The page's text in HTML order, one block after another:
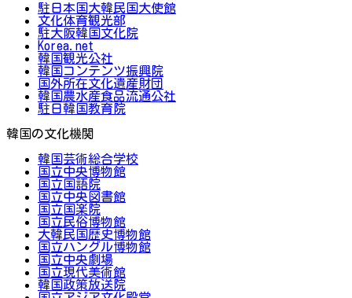
駐日本国大韓民国大使館
文化体育観光部
駐大阪韓国文化院
Korea.net
韓国観光公社
韓国コンテンツ振興院
国外所在文化遺産財団
韓国農水産食品流通公社
駐日韓国教育院
韓国の文化機関
韓国芸術総合学校
国立中央博物館
国立国語院
国立中央図書館
国立国楽院
国立民俗博物館
大韓民国歴史博物館
国立ハングル博物館
国立中央劇場
国立現代美術館
韓国政策放送院